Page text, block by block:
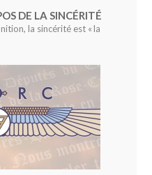
DE LA SINCÉRITÉ
la sincérité est « la